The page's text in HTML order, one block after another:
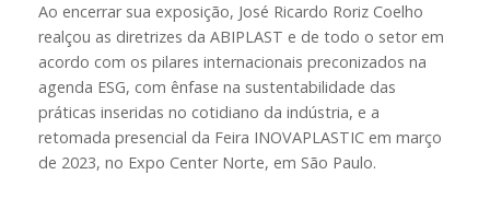
Ao encerrar sua exposição, José Ricardo Roriz Coelho
realçou as diretrizes da ABIPLAST e de todo o setor em
acordo com os pilares internacionais preconizados na
agenda ESG, com ênfase na sustentabilidade das
práticas inseridas no cotidiano da indústria, e a
retomada presencial da Feira INOVAPLASTIC em março
de 2023, no Expo Center Norte, em São Paulo.